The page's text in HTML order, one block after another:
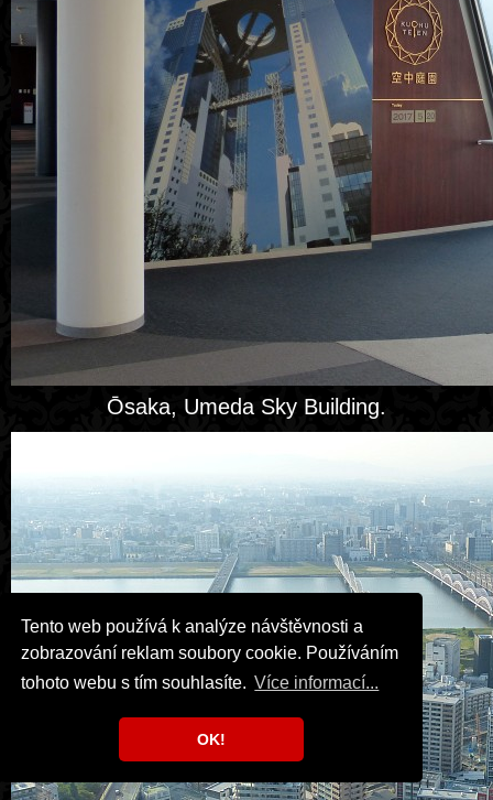
Tento web používá k analýze návštěvnosti a
zobrazování reklam soubory cookie. Používáním
tohoto webu s tím souhlasíte. Více informací...
OK!
Ōsaka, Umeda Sky Building.